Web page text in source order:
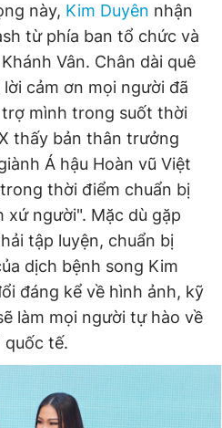
Toàn
Hải Thành
Dũng
- BTTTT cấp ngày 24.3.2020
về Báo Thanh Niên. Cấm sao
có sự chấp thuận bằng văn
JSC.
này, Kim Duyên nhận
từ phía ban tổ chức và
Vân. Chân dài quê
cảm ơn mọi người đã
mình trong suốt thời
thấy bản thân trưởng
Á hậu Hoàn vũ Việt
thời điểm chuẩn bị
xứ người". Mặc dù gặp
tập luyện, chuẩn bị
dịch bệnh song Kim
đáng kể về hình ảnh, kỹ
làm mọi người tự hào về
quốc tế.